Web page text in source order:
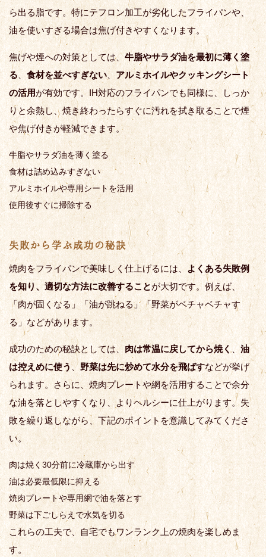
ら出る脂です。特にテフロン加工が劣化したフライパンや、
油を使いすぎる場合は焦げ付きやすくなります。
焦げや煙への対策としては、牛脂やサラダ油を最初に薄く塗
る、 食材を並べすぎない、アルミホイルやクッキングシート
の活用が有効です。IH対応のフライパンでも同様に、しっか
りと余熱し、焼き終わったらすぐに汚れを拭き取ることで煙
や焦げ付きが軽減できます。
牛脂やサラダ油を薄く塗る
食材は詰め込みすぎない
アルミホイルや専用シートを活用
使用後すぐに掃除する
失敗から学ぶ成功の秘訣
焼肉をフライパンで美味しく仕上げるには、 よくある失敗例
を知り、適切な方法に改善することが大切です。例えば、
「肉が固くなる」「油が跳ねる」「野菜がベチャベチャす
る」などがあります。
成功のための秘訣としては、肉は常温に戻してから焼く、油
は控えめに使う、野菜は先に炒めて水分を飛ばすなどが挙げ
られます。さらに、焼肉プレートや網を活用することで余分
な油を落としやすくなり、よりヘルシーに仕上がります。失
敗を繰り返しながら、下記のポイントを意識してみてくださ
い。
肉は焼く30分前に冷蔵庫から出す
油は必要最低限に抑える
焼肉プレートや専用網で油を落とす
野菜は下ごしらえで水気を切る
これらの工夫で、自宅でもワンランク上の焼肉を楽しめま
す。